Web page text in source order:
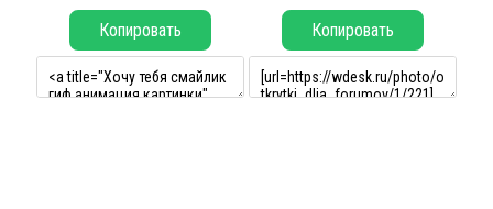
Копировать Копировать